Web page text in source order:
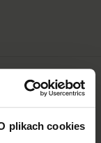
plikach cookies